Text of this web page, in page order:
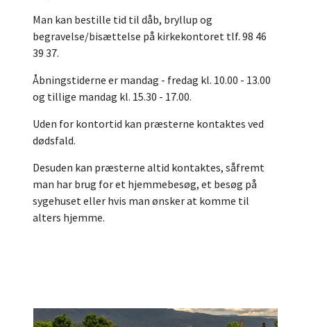
Man kan bestille tid til dåb, bryllup og
begravelse/bisættelse på kirkekontoret tlf. 98 46
39 37.
Åbningstiderne er mandag - fredag kl. 10.00 - 13.00
og tillige mandag kl. 15.30 - 17.00.
Uden for kontortid kan præsterne kontaktes ved
dødsfald.
Desuden kan præsterne altid kontaktes, såfremt
man har brug for et hjemmebesøg, et besøg på
sygehuset eller hvis man ønsker at komme til
alters hjemme.